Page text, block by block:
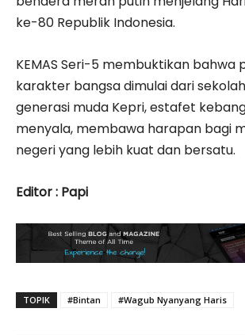
ke-80 Republik Indonesia.
KEMAS Seri-5 membuktikan bahwa
karakter bangsa dimulai dari
generasi muda Kepri, estafet
menyala, membawa harapan bagi
negeri yang lebih kuat dan bersatu.
Editor : Papi
TOPIK #Bintan #Wagub Nyanyang Haris